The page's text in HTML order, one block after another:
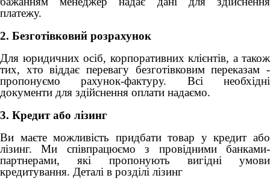
платежу.
2. Безготівковий розрахунок
Для юридичних осіб, корпоративних клієнтів, а також
тих, хто віддає перевагу безготівковим переказам -
пропонуємо рахунок-фактуру. Всі необхідні
документи для здійснення оплати надаємо.
3. Кредит або лізинг
Ви маєте можливість придбати товар у кредит або
лізинг. Ми співпрацюємо з провідними банками-
партнерами, які пропонують вигідні умови
кредитування. Деталі в розділі лізинг